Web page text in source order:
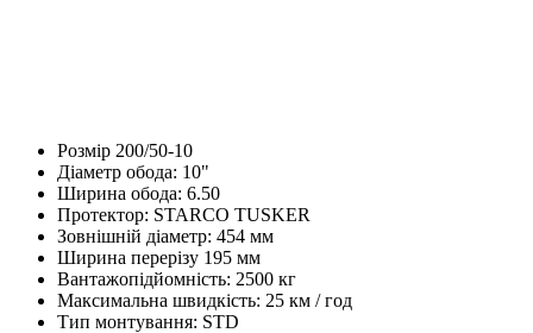
Розмір 200/50-10
Діаметр обода: 10"
Ширина обода: 6.50
Протектор: STARCO TUSKER
Зовнішній діаметр: 454 мм
Ширина перерізу 195 мм
Вантажопідйомність: 2500 кг
Максимальна швидкість: 25 км / год
Тип монтування: STD